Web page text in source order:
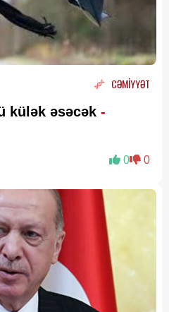
CƏMİYYƏT
külək əsəcək -
0 0